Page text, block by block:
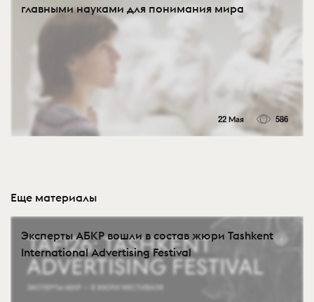
главными науками для понимания мира
22 Мая 586
Еще материалы
Эксперты АБКР вошли в состав жюри Tashkent
International Advertising Festival